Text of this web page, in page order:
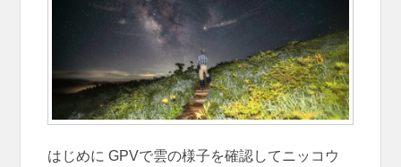
はじめに GPVで雲の様子を確認してニッコウ